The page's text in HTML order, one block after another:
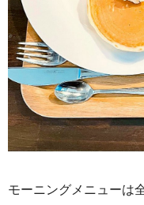
モーニングメニューは